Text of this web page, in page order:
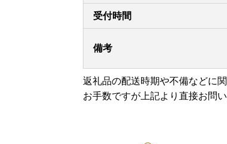
受付時間
備考
返礼品の配送時期や不備などに
お手数ですが上記より直接お問